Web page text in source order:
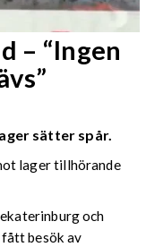
– “Ingen
sätter spår.
lager tillhörande
och
fått besök av